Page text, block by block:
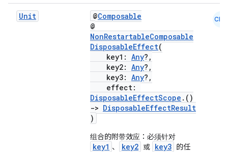
Unit @Composable
@
NonRestartableComposable
DisposableEffect(
key1: Any?,
key2: Any?,
key3: Any?,
effect:
DisposableEffectScope .()
-> DisposableEffectResult
)
组合的附带效应：必须针对
key1 、 key2 或 key3 的任
CMN